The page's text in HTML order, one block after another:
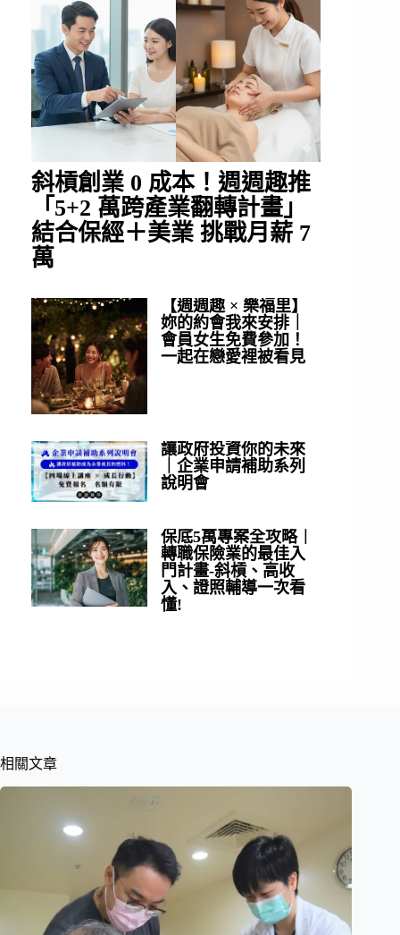
斜槓創業 0 成本！週週趣推
「5+2 萬跨產業翻轉計畫」
結合保經＋美業 挑戰月薪 7
萬
【週週趣 × 樂福里】
妳的約會我來安排｜
會員女生免費參加！
一起在戀愛裡被看見
讓政府投資你的未來
｜企業申請補助系列
說明會
保底5萬專案全攻略｜
轉職保險業的最佳入
門計畫-斜槓、高收
入、證照輔導一次看
懂!
相關文章